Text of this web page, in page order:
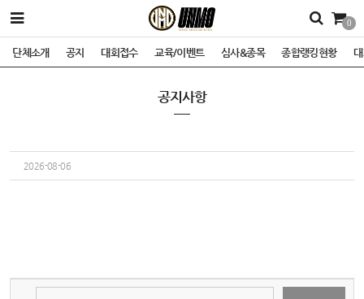
0
단체소개 공지 대회접수 교육/이벤트 심사&종목 종합랭킹현황
공지사항
2026-08-06